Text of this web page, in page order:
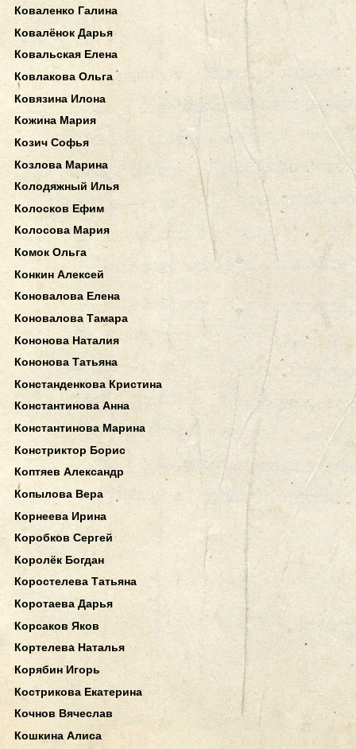
Коваленко Галина
Ковалёнок Дарья
Ковальская Елена
Ковлакова Ольга
Ковязина Илона
Кожина Мария
Козич Софья
Козлова Марина
Колодяжный Илья
Колосков Ефим
Колосова Мария
Комок Ольга
Конкин Алексей
Коновалова Елена
Коновалова Тамара
Кононова Наталия
Кононова Татьяна
Констанденкова Кристина
Константинова Анна
Константинова Марина
Констриктор Борис
Коптяев Александр
Копылова Вера
Корнеева Ирина
Коробков Сергей
Королёк Богдан
Коростелева Татьяна
Коротаева Дарья
Корсаков Яков
Кортелева Наталья
Корябин Игорь
Кострикова Екатерина
Кочнов Вячеслав
Кошкина Алиса